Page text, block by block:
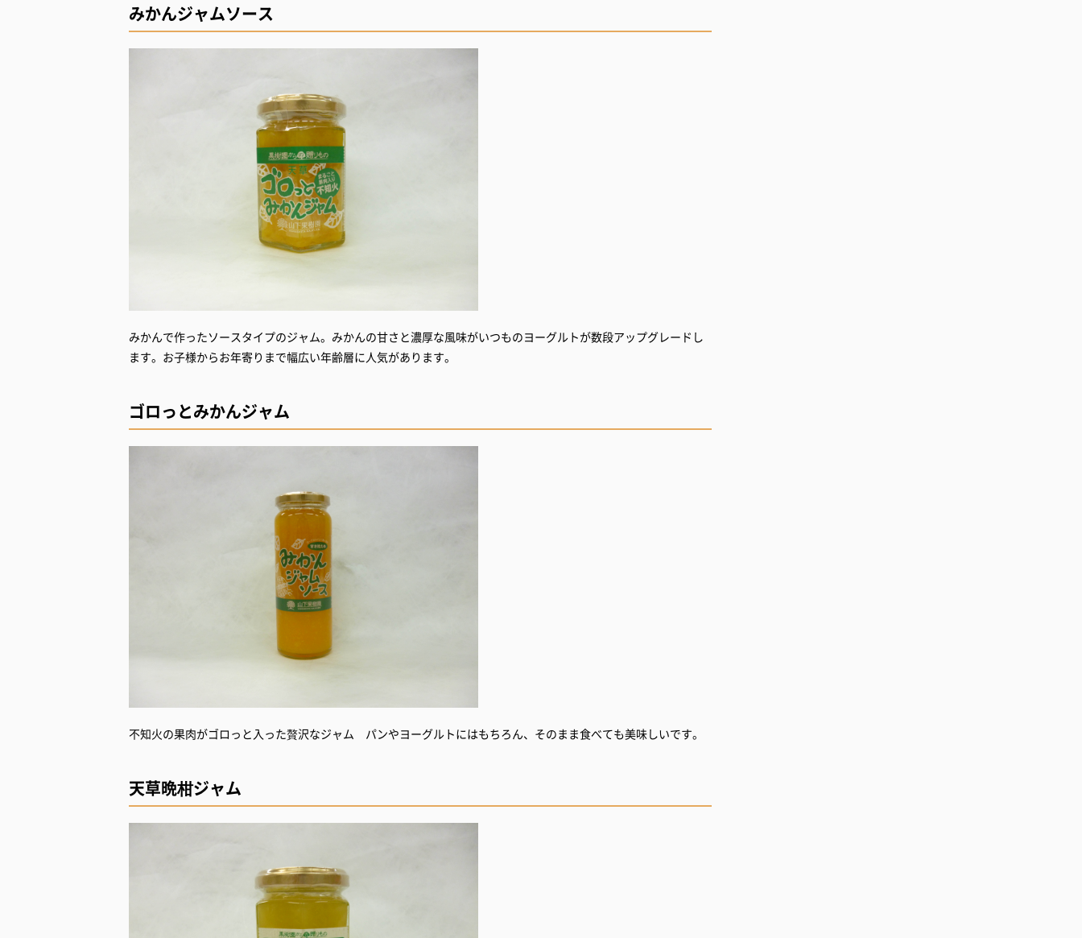
みかんジャムソース
みかんで作ったソースタイプのジャム。みかんの甘さと濃厚な風味がいつものヨーグルトが数段アップグレードし
ます。お子様からお年寄りまで幅広い年齢層に人気があります。
ゴロっとみかんジャム
不知火の果肉がゴロっと入った贅沢なジャム パンやヨーグルトにはもちろん、そのまま食べても美味しいです。
天草晩柑ジャム